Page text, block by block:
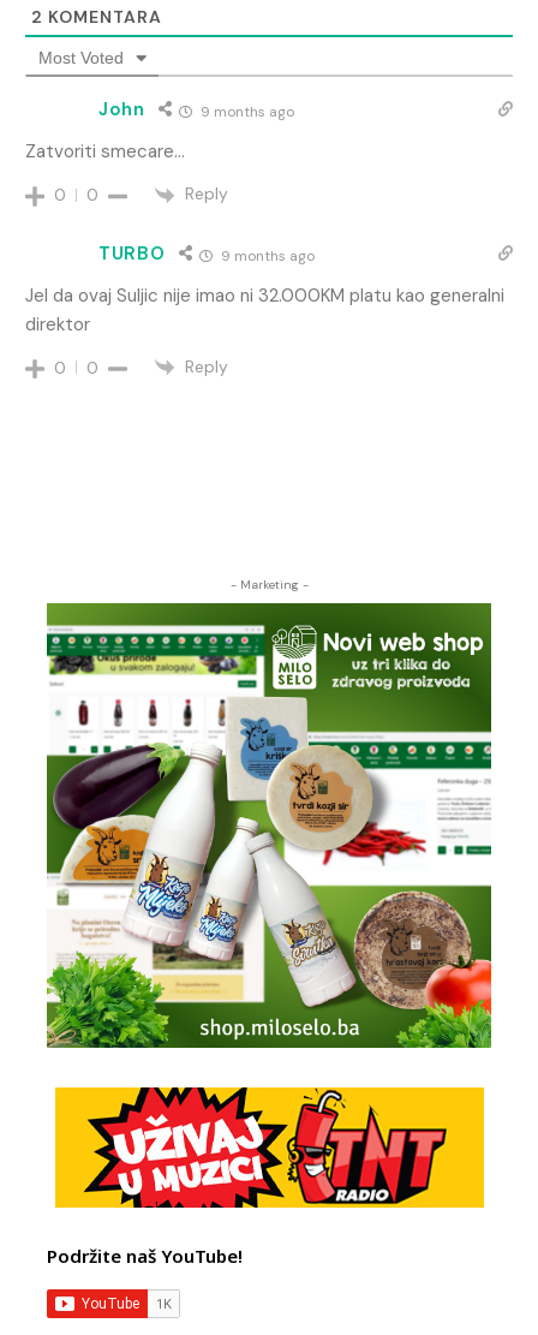
2 KOMENTARA
Most Voted
John 9 months ago
Zatvoriti smecare…
0 0 Reply
TURBO 9 months ago
Jel da ovaj Suljic nije imao ni 32.000KM platu kao generalni
direktor
0 0 Reply
- Marketing -
Podržite naš YouTube!